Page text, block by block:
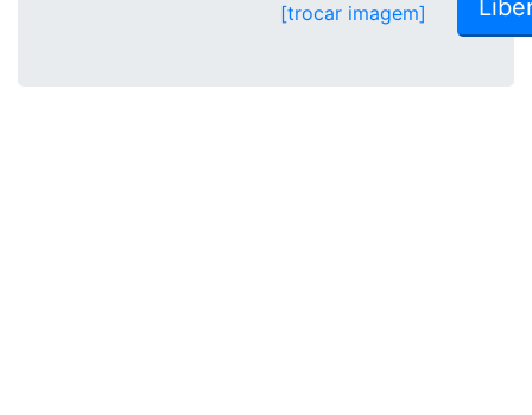
[trocar imagem]